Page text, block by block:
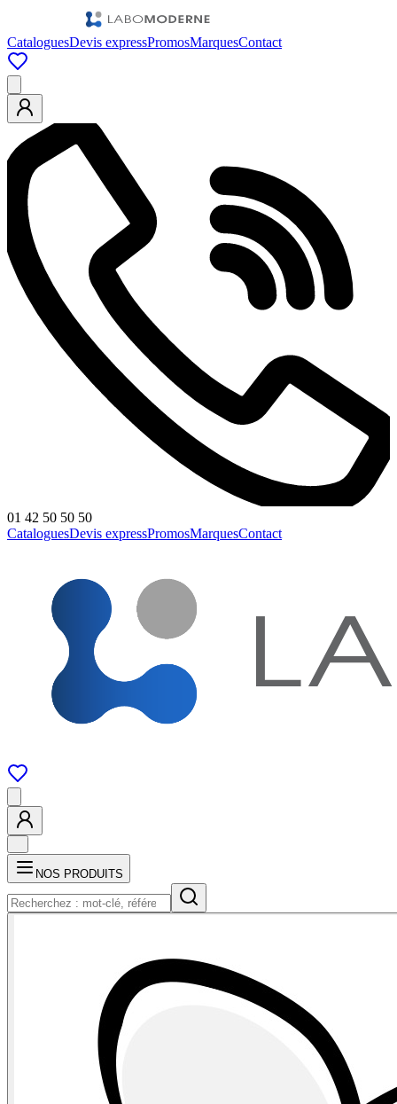
CataloguesDevis expressPromosMarquesContact
01 42 50 50 50
CataloguesDevis expressPromosMarquesContact
NOS PRODUITS